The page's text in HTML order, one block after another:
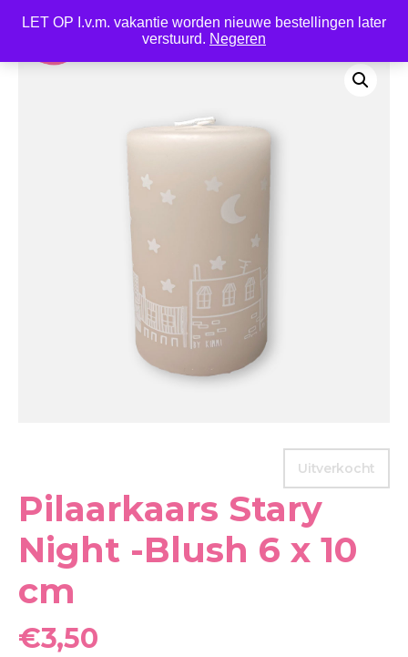
LET OP I.v.m. vakantie worden nieuwe bestellingen later
verstuurd. Negeren
Uitverkocht
Pilaarkaars Stary
Night -Blush 6 x 10
cm
€3,50